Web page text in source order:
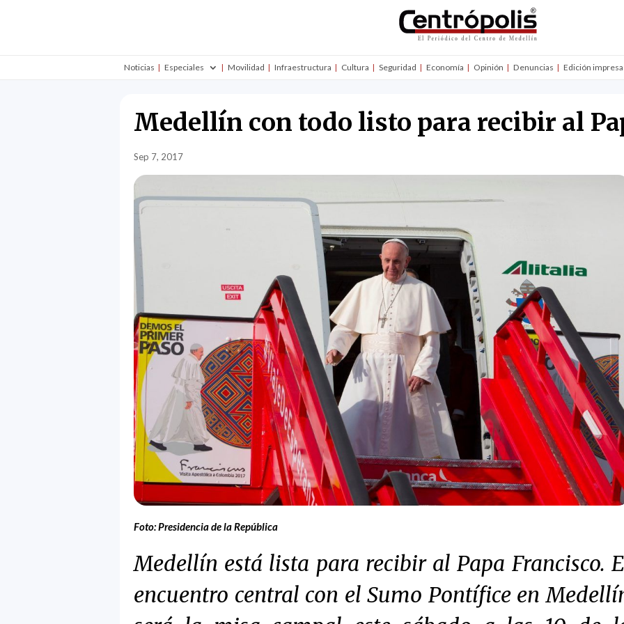
Noticias Especiales Movilidad Infraestructura Cultura Seguridad Economía Opinión Denuncias Edición impresa
Medellín con todo listo para recibir al
Sep 7, 2017
Foto: Presidencia de la República
Medellín está lista para recibir al Papa Francisco.
encuentro central con el Sumo Pontífice en